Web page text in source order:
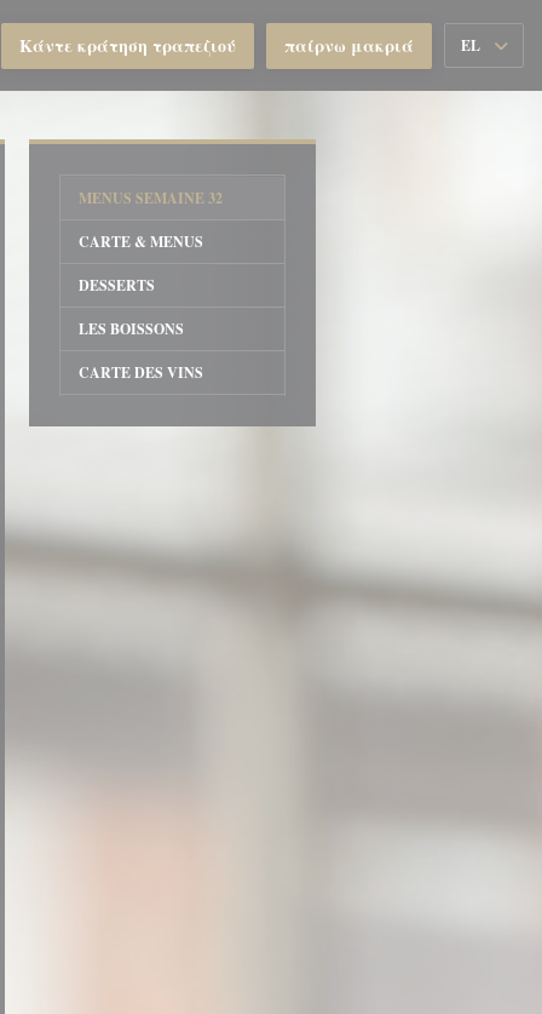
Κάντε κράτηση τραπεζιού παίρνω μακριά EL
MENUS SEMAINE 32
CARTE & MENUS
DESSERTS
LES BOISSONS
CARTE DES VINS